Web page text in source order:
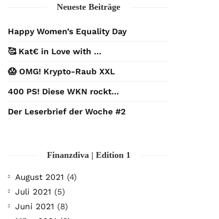
Neueste Beiträge
Happy Women’s Equality Day
🥰 Kat€ in Love with …
😱 OMG! Krypto-Raub XXL
400 PS! Diese WKN rockt…
Der Leserbrief der Woche #2
Finanzdiva | Edition 1
August 2021 (4)
Juli 2021 (5)
Juni 2021 (8)